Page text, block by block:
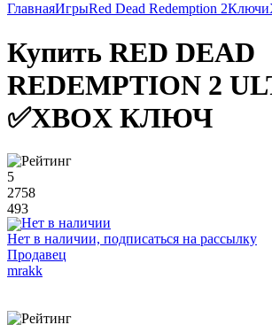
ГлавнаяИгрыRed Dead Redemption 2Ключи
Купить RED DEAD
REDEMPTION 2
✅XBOX КЛЮЧ
5
2758
493
Нет в наличии, подписаться на рассылку
Продавец
mrakk